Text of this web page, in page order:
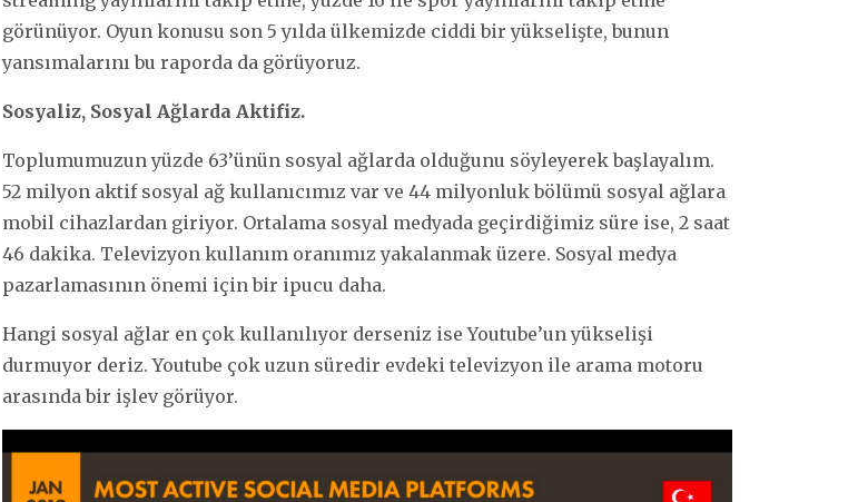
görünüyor. Oyun konusu son 5 yılda ülkemizde ciddi bir yükselişte, bunun
yansımalarını bu raporda da görüyoruz.
Sosyaliz, Sosyal Ağlarda Aktifiz.
Toplumumuzun yüzde 63’ünün sosyal ağlarda olduğunu söyleyerek başlayalım.
52 milyon aktif sosyal ağ kullanıcımız var ve 44 milyonluk bölümü sosyal ağlara
mobil cihazlardan giriyor. Ortalama sosyal medyada geçirdiğimiz süre ise, 2 saat
46 dakika. Televizyon kullanım oranımız yakalanmak üzere. Sosyal medya
pazarlamasının önemi için bir ipucu daha.
Hangi sosyal ağlar en çok kullanılıyor derseniz ise Youtube’un yükselişi
durmuyor deriz. Youtube çok uzun süredir evdeki televizyon ile arama motoru
arasında bir işlev görüyor.